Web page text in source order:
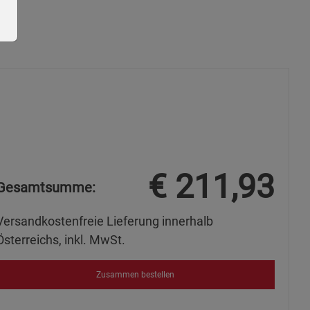
€ 211,93
Lieferung innerhalb
inkl. MwSt.
Zusammen bestellen